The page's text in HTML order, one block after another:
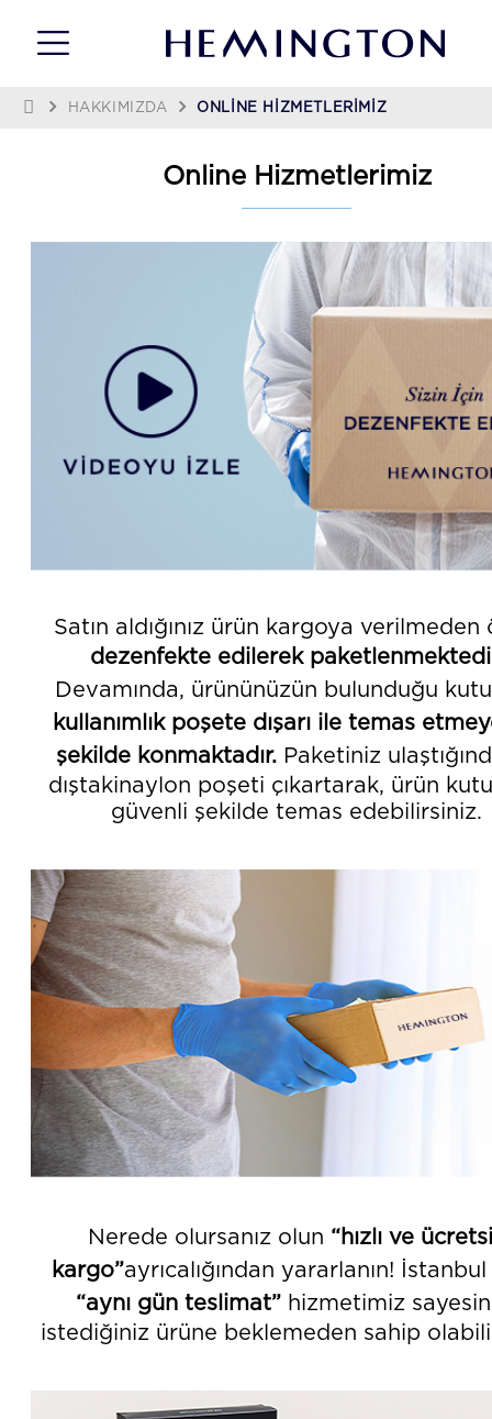
HAKKIMIZDA ONLİNE HİZMETLERİMİZ
Online Hizmetlerimiz
Satın aldığınız ürün kargoya verilmeden
dezenfekte edilerek
Devamında, ürününüzün bulunduğu
kullanımlık poşete dışarı ile temas
şekilde konmaktadır. Paketiniz
dıştakinaylon poşeti çıkartarak, ürün
güvenli şekilde temas edebilirsiniz.
Nerede olursanız olun “hızlı ve
kargo”ayrıcalığından yararlanın!
“aynı gün teslimat”hizmetimiz
istediğiniz ürüne beklemeden sahip